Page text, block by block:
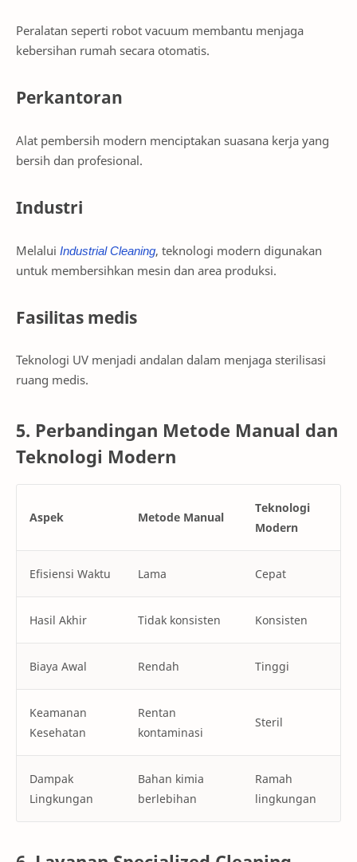
Peralatan seperti robot vacuum membantu menjaga
kebersihan rumah secara otomatis.
Perkantoran
Alat pembersih modern menciptakan suasana kerja yang
bersih dan profesional.
Industri
Melalui Industrial Cleaning, teknologi modern digunakan
untuk membersihkan mesin dan area produksi.
Fasilitas medis
Teknologi UV menjadi andalan dalam menjaga sterilisasi
ruang medis.
5. Perbandingan Metode Manual dan
Teknologi Modern
Aspek Metode Manual
Teknologi
Modern
Efisiensi Waktu Lama Cepat
Hasil Akhir Tidak konsisten Konsisten
Biaya Awal Rendah Tinggi
Keamanan
Kesehatan
Rentan
kontaminasi
Steril
Dampak
Lingkungan
Bahan kimia
berlebihan
Ramah
lingkungan